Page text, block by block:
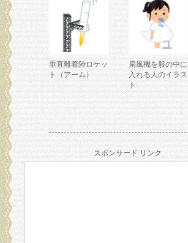
垂直離着陸ロケッ
ト（アーム）
扇風機を服の中に
入れる人のイラス
ト
スポンサード リンク